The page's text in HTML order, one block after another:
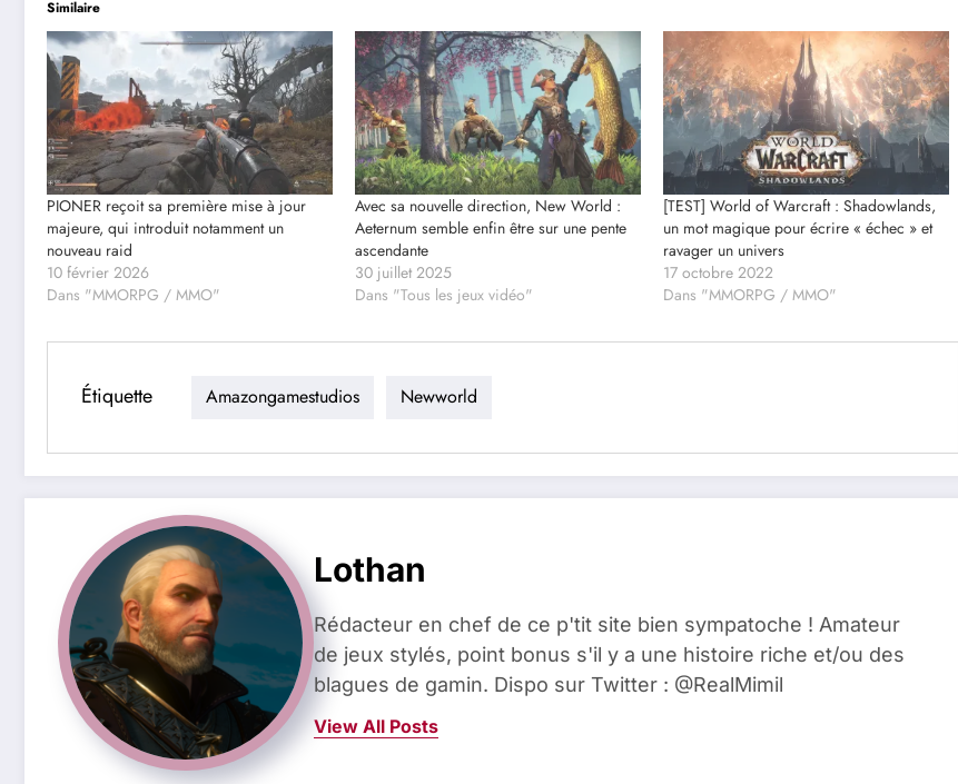
Similaire
PIONER reçoit sa première mise à jour
majeure, qui introduit notamment un
nouveau raid
10 février 2026
Dans "MMORPG / MMO"
Avec sa nouvelle direction, New World :
Aeternum semble enfin être sur une pente
ascendante
30 juillet 2025
Dans "Tous les jeux vidéo"
[TEST] World of Warcraft : Shadowlands,
un mot magique pour écrire « échec » et
ravager un univers
17 octobre 2022
Dans "MMORPG / MMO"
Étiquette Amazongamestudios Newworld
Lothan
Rédacteur en chef de ce p'tit site bien sympatoche ! Amateur
de jeux stylés, point bonus s'il y a une histoire riche et/ou des
blagues de gamin. Dispo sur Twitter : @RealMimil
View All Posts